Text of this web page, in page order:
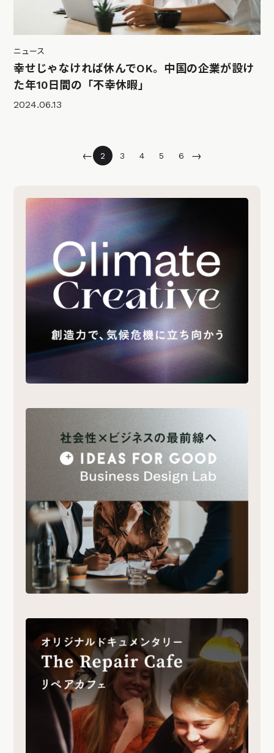
ニュース
幸せじゃなければ休んでOK。中国の企業が設け
た年10日間の「不幸休暇」
2024.06.13
← 2 3 4 5 6 →